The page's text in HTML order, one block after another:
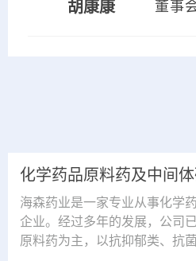
胡康康 董事
化学药品原料药及中间
海森药业是一家专业从事化学
企业。经过多年的发展，公司
原料药为主，以抗抑郁类、抗